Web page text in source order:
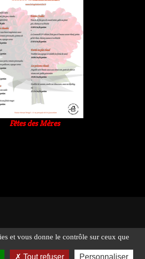
Fêtes des Mères
Bringel - Tous droits réservés -
Suivez-nous !
et vous donne le contrôle sur ceux que
Tout refuser Personnaliser